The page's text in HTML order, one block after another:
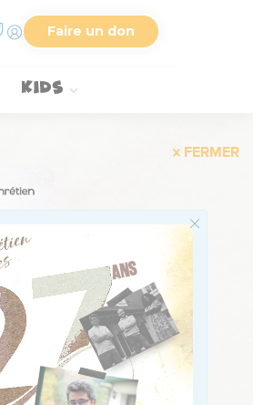
Faire un don